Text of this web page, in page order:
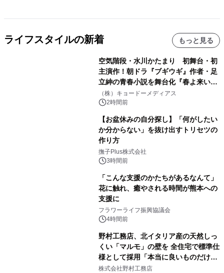
ライフスタイルの新着 もっと見る
空気階段・水川かたまり 初舞台・初
主演作！朝ドラ『ブギウギ』作者・足
立紳の青春小説を舞台化『春よ来い、
マジで来い』キービジュアル解禁！
（株）キョードーメディアス
2時間前
【お盆休みの自分探し】「何がしたい
か分からない」を抜け出すトリセツの
作り方
撫子Plus株式会社
3時間前
「こんな支援のかたちがあるなんて」
花に触れ、癒やされる時間が熊本への
支援に
フラワーライフ振興協議会
4時間前
野村工務店、北イタリア産の天然しっ
くい「マルモ」の壁を 全住宅で標準仕
様として採用「本当に良いものだけに
こだわる」
株式会社野村工務店